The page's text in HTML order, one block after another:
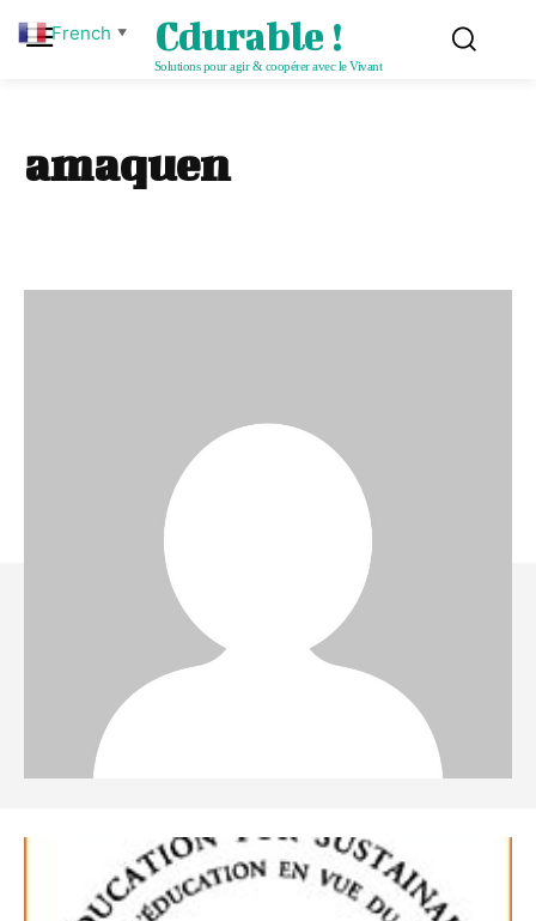
Cdurable !
Solutions pour agir & coopérer avec le Vivant
amaquen
French ▼